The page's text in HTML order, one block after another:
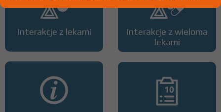
Interakcje z lekami
Interakcje z wieloma
lekami